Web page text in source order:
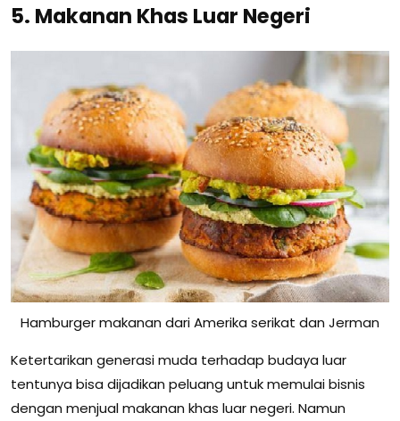
5. Makanan Khas Luar Negeri
Hamburger makanan dari Amerika serikat dan Jerman
Ketertarikan generasi muda terhadap budaya luar
tentunya bisa dijadikan peluang untuk memulai bisnis
dengan menjual makanan khas luar negeri. Namun